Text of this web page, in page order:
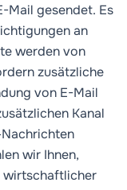
Mail gesendet. Es
an
werden von
zusätzliche
von E-Mail
Kanal
wir Ihnen,
wirtschaftlicher